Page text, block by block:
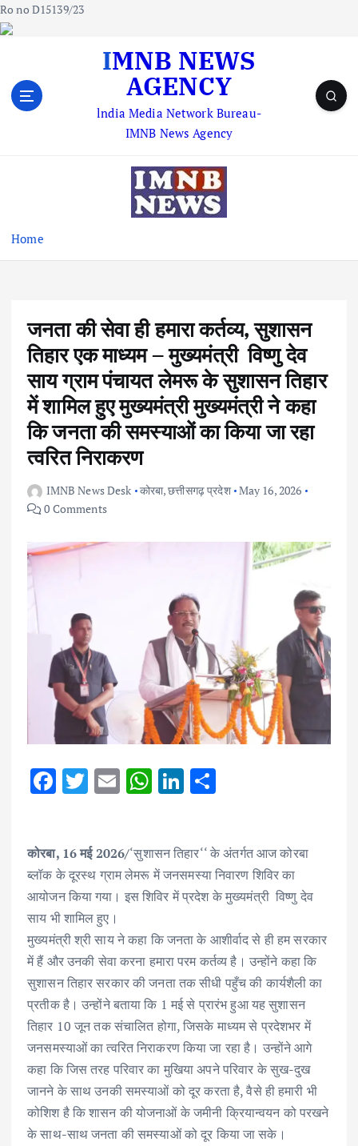
Ro no D15139/23
IMNB NEWS
AGENCY
lndia Media Network Bureau-
IMNB News Agency
Home
जनता की सेवा ही हमारा कर्तव्य, सुशासन
तिहार एक माध्यम – मुख्यमंत्री विष्णु देव
साय ग्राम पंचायत लेमरू के सुशासन तिहार
में शामिल हुए मुख्यमंत्री मुख्यमंत्री ने कहा
कि जनता की समस्याओं का किया जा रहा
त्वरित निराकरण
IMNB News Desk कोरबा,छत्तीसगढ़ प्रदेश May 16, 2026
0 Comments
F
b
o
o
k
T
te
r
E
l
W
s
A
p
p
Li
e
dI
n
e
कोरबा, 16 मई 2026/‘सुशासन तिहार‘‘ के अंतर्गत आज कोरबा
ब्लॉक के दूरस्थ ग्राम लेमरू में जनसमस्या निवारण शिविर का
आयोजन किया गया। इस शिविर में प्रदेश के मुख्यमंत्री विष्णु देव
साय भी शामिल हुए।
मुख्यमंत्री श्री साय ने कहा कि जनता के आशीर्वाद से ही हम सरकार
में हैं और उनकी सेवा करना हमारा परम कर्तव्य है। उन्होंने कहा कि
सुशासन तिहार सरकार की जनता तक सीधी पहुँच की कार्यशैली का
प्रतीक है। उन्होंने बताया कि 1 मई से प्रारंभ हुआ यह सुशासन
तिहार 10 जून तक संचालित होगा, जिसके माध्यम से प्रदेशभर में
जनसमस्याओं का त्वरित निराकरण किया जा रहा है। उन्होंने आगे
कहा कि जिस तरह परिवार का मुखिया अपने परिवार के सुख-दुख
जानने के साथ उनकी समस्याओं को दूर करता है, वैसे ही हमारी भी
कोशिश है कि शासन की योजनाओं के जमीनी क्रियान्वयन को परखने
के साथ-साथ जनता की समस्याओं को दूर किया जा सके।